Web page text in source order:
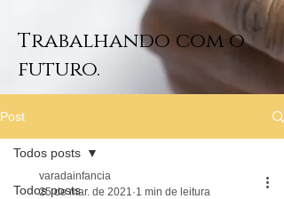
Trabalhando com o
futuro.
Post
Todos posts
Todos posts
varadainfancia
25 de mar. de 2021 1 min de leitura